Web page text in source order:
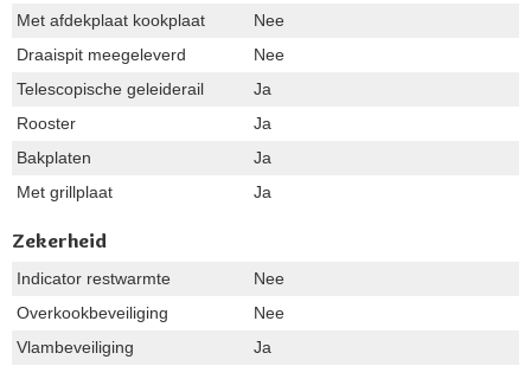
Met afdekplaat kookplaat
Nee
Draaispit meegeleverd
Nee
Telescopische geleiderail
Ja
Rooster
Ja
Bakplaten
Ja
Met grillplaat
Ja
Zekerheid
Indicator restwarmte
Nee
Overkookbeveiliging
Nee
Vlambeveiliging
Ja